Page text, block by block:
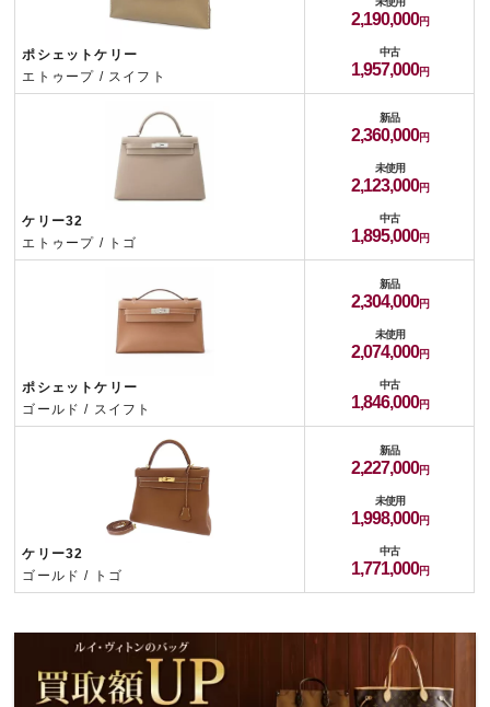
ポシェットケリー
エトゥープ / スイフト
2,190,000
中古
1,957,000
ケリー32
エトゥープ / トゴ
新品
2,360,000
未使用
2,123,000
中古
1,895,000
ポシェットケリー
ゴールド / スイフト
新品
2,304,000
未使用
2,074,000
中古
1,846,000
ケリー32
ゴールド / トゴ
新品
2,227,000
未使用
1,998,000
中古
1,771,000